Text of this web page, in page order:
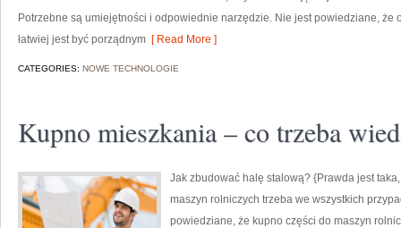
Potrzebne są umiejętności i odpowiednie narzędzie. Nie jest powiedziane, że
łatwiej jest być porządnym [ Read More ]
CATEGORIES: NOWE TECHNOLOGIE
Kupno mieszkania – co trzeba
Jak zbudować halę stalową? {Prawda jest
maszyn rolniczych trzeba we wszystkich
powiedziane, że kupno części do maszyn